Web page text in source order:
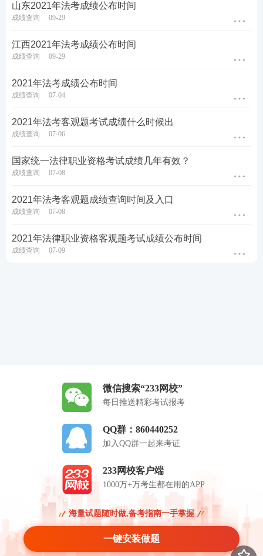
山东2021年法考成绩公布时间
成绩查询 09-29
江西2021年法考成绩公布时间
成绩查询 09-29
2021年法考成绩公布时间
成绩查询 07-04
2021年法考客观题考试成绩什么时候出
成绩查询 07-06
国家统一法律职业资格考试成绩几年有效？
成绩查询 07-08
2021年法考客观题成绩查询时间及入口
成绩查询 07-08
2021年法律职业资格客观题考试成绩公布时间
成绩查询 07-09
微信搜索“233网校”
每日推送精彩考试报考
QQ群：860440252
加入QQ群一起来考证
233网校客户端
1000万+万考生都在用的APP
海量试题随时做,备考指南一手掌握
一键安装做题